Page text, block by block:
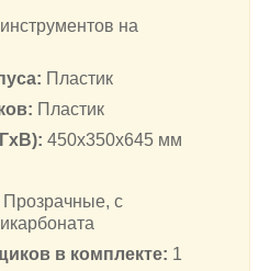
на
Пластик
Пластик
450x350x645 мм
Прозрачные, с
в комплекте: 1